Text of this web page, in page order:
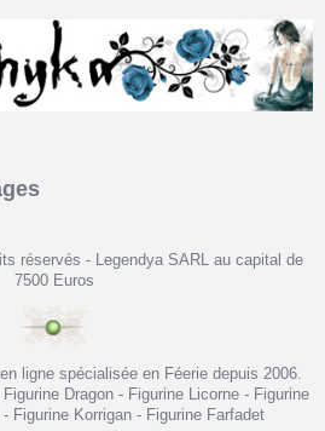
réservés - Legendya SARL au capital de
7500 Euros
ligne spécialisée en Féerie depuis 2006.
Dragon - Figurine Licorne - Figurine
Figurine Korrigan - Figurine Farfadet